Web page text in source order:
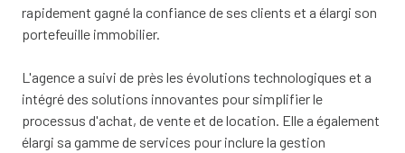
rapidement gagné la confiance de ses clients et a élargi son
portefeuille immobilier.
L'agence a suivi de près les évolutions technologiques et a
intégré des solutions innovantes pour simplifier le
processus d'achat, de vente et de location. Elle a également
élargi sa gamme de services pour inclure la gestion